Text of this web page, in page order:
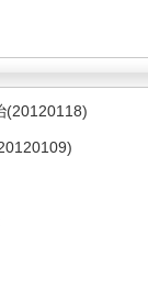
(20120118)